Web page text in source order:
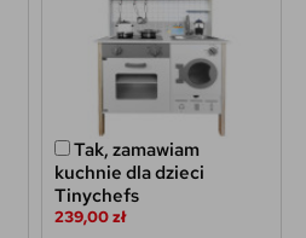
Tak, zamawiam
kuchnie dla dzieci
Tinychefs
239,00 zł